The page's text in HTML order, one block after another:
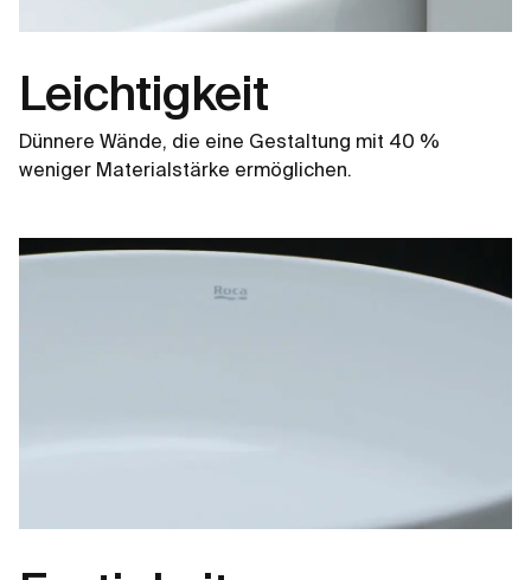
Leichtigkeit
Dünnere Wände, die eine Gestaltung mit 40 %
weniger Materialstärke ermöglichen.